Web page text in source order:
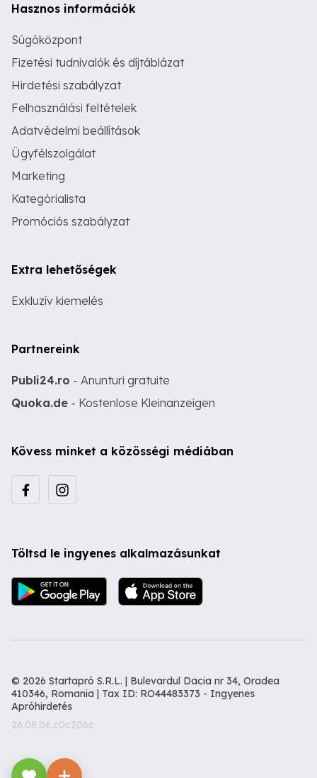
Hasznos információk
Súgóközpont
Fizetési tudnivalók és díjtáblázat
Hirdetési szabályzat
Felhasználási feltételek
Adatvédelmi beállítások
Ügyfélszolgálat
Marketing
Kategórialista
Promóciós szabályzat
Extra lehetőségek
Exkluzív kiemelés
Partnereink
Publi24.ro - Anunturi gratuite
Quoka.de - Kostenlose Kleinanzeigen
Kövess minket a közösségi médiában
Töltsd le ingyenes alkalmazásunkat
© 2026 Startapró S.R.L. | Bulevardul Dacia nr 34, Oradea
410346, Romania | Tax ID: RO44483373 - Ingyenes
Apróhirdetés
26.08.06.c0c206c